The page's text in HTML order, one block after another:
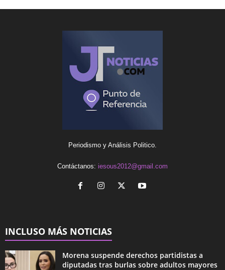
Periodismo y Análisis Politico.
Contáctanos: iesous2012@gmail.com
INCLUSO MÁS NOTICIAS
Morena suspende derechos partidistas a
diputadas tras burlas sobre adultos mayores